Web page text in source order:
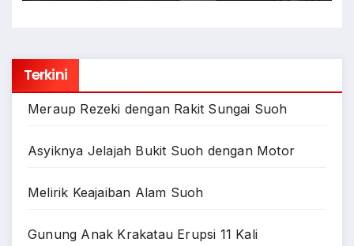
Terkini
Meraup Rezeki dengan Rakit Sungai Suoh
Asyiknya Jelajah Bukit Suoh dengan Motor
Melirik Keajaiban Alam Suoh
Gunung Anak Krakatau Erupsi 11 Kali